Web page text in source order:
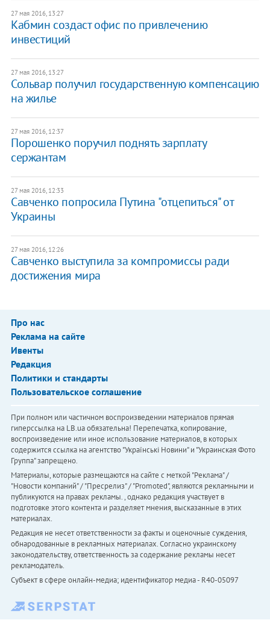
27 мая 2016, 13:27
Кабмин создаст офис по привлечению
инвестиций
27 мая 2016, 13:27
Сольвар получил государственную компенсацию
на жилье
27 мая 2016, 12:37
Порошенко поручил поднять зарплату
сержантам
27 мая 2016, 12:33
Савченко попросила Путина "отцепиться" от
Украины
27 мая 2016, 12:26
Савченко выступила за компромиссы ради
достижения мира
Про нас
Реклама на сайте
Ивенты
Редакция
Политики и стандарты
Пользовательское соглашение
При полном или частичном воспроизведении материалов прямая
гиперссылка на LB.ua обязательна! Перепечатка, копирование,
воспроизведение или иное использование материалов, в которых
содержится ссылка на агентство "Українськi Новини" и "Украинская Фото
Группа" запрещено.
Материалы, которые размещаются на сайте с меткой "Реклама" /
"Новости компаний" / "Пресрелиз" / "Promoted", являются рекламными и
публикуются на правах рекламы. , однако редакция участвует в
подготовке этого контента и разделяет мнения, высказанные в этих
материалах.
Редакция не несет ответственности за факты и оценочные суждения,
обнародованные в рекламных материалах. Согласно украинскому
законодательству, ответственность за содержание рекламы несет
рекламодатель.
Субъект в сфере онлайн-медиа; идентификатор медиа - R40-05097